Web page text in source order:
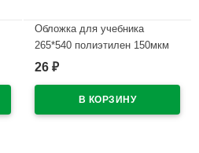
Обложка для учебника
265*540 полиэтилен 150мкм
универсальная ПЕТЕРСОН М
26 ₽